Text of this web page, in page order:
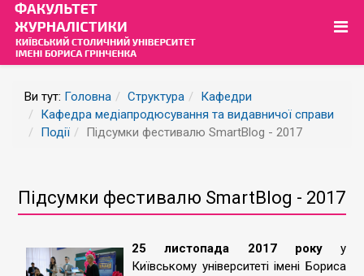
Ви тут: Головна Структура
Кафедри
Кафедра медіапродюсування та видавничої справи
Події
Підсумки фестивалю SmartBlog - 2017
Підсумки фестивалю SmartBlog - 2017
25 листопада 2017 рокуу
Київському університеті імені Бориса